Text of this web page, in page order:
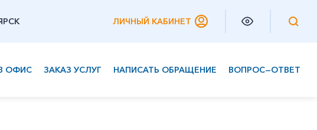
ЛИЧНЫЙ КАБИНЕТ
ОФИС ЗАКАЗ УСЛУГ НАПИСАТЬ ОБРАЩЕНИЕ ВОПРОС—ОТВЕТ